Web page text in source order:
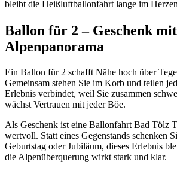
bleibt die Heißluftballonfahrt lange im
Ballon für 2 – Geschenk mit
Alpenpanorama
Ein Ballon für 2 schafft Nähe hoch über
Gemeinsam stehen Sie im Korb und teilen
Erlebnis verbindet, weil Sie zusammen
wächst Vertrauen mit jeder Böe.
Als Geschenk ist eine Ballonfahrt Bad Tölz
wertvoll. Statt eines Gegenstands schenken
Geburtstag oder Jubiläum, dieses Erlebnis
die Alpenüberquerung wirkt stark und klar.